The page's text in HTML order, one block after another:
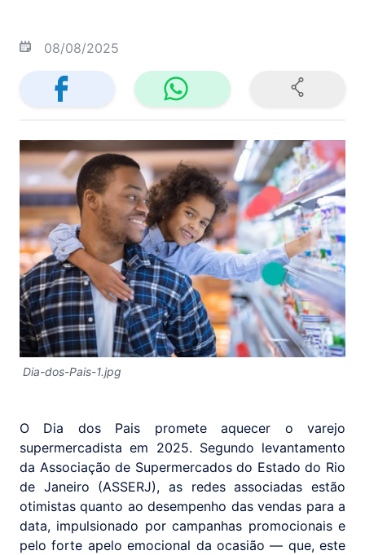
08/08/2025
Dia-dos-Pais-1.jpg
O Dia dos Pais promete aquecer o varejo
supermercadista em 2025. Segundo levantamento
da Associação de Supermercados do Estado do Rio
de Janeiro (ASSERJ), as redes associadas estão
otimistas quanto ao desempenho das vendas para a
data, impulsionado por campanhas promocionais e
pelo forte apelo emocional da ocasião — que, este